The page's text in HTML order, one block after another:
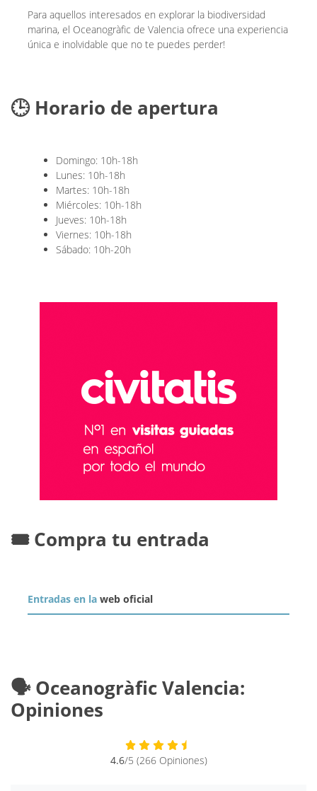
Para aquellos interesados en explorar la biodiversidad
marina, el Oceanogràfic de Valencia ofrece una experiencia
única e inolvidable que no te puedes perder!
🕒 Horario de apertura
Domingo: 10h-18h
Lunes: 10h-18h
Martes: 10h-18h
Miércoles: 10h-18h
Jueves: 10h-18h
Viernes: 10h-18h
Sábado: 10h-20h
🎟️ Compra tu entrada
Entradas en la web oficial
🗣️ Oceanogràfic Valencia:
Opiniones
4.6/5 (266 Opiniones)